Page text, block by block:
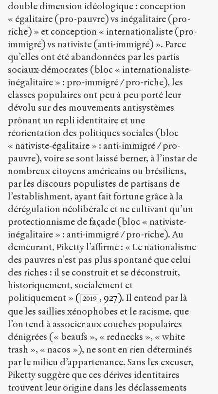
double dimension idéologique : conception
« égalitaire (pro-pauvre) vs inégalitaire (pro-
riche) » et conception « internationaliste (pro-
immigré) vs nativiste (anti-immigré) ». Parce
qu’elles ont été abandonnées par les partis
sociaux-démocrates (bloc « internationaliste-
inégalitaire » : pro-immigré / pro-riche), les
classes populaires ont peu à peu porté leur
dévolu sur des mouvements antisystèmes
prônant un repli identitaire et une
réorientation des politiques sociales (bloc
« nativiste-égalitaire » : anti-immigré / pro-
pauvre), voire se sont laissé berner, à l’instar de
nombreux citoyens américains ou brésiliens,
par les discours populistes de partisans de
l’establishment, ayant fait fortune grâce à la
dérégulation néolibérale et ne cultivant qu’un
protectionnisme de façade (bloc « nativiste-
inégalitaire » : anti-immigré / pro-riche). Au
demeurant, Piketty l’affirme : « Le nationalisme
des pauvres n’est pas plus spontané que celui
des riches : il se construit et se déconstruit,
historiquement, socialement et
politiquement » ( 2019 , 927). Il entend par là
que les saillies xénophobes et le racisme, que
l’on tend à associer aux couches populaires
dénigrées (« beaufs », « rednecks », « white
trash », « nacos »), ne sont en rien déterminés
par le milieu d’appartenance. Sans les excuser,
Piketty suggère que ces dérives identitaires
trouvent leur origine dans les déclassements